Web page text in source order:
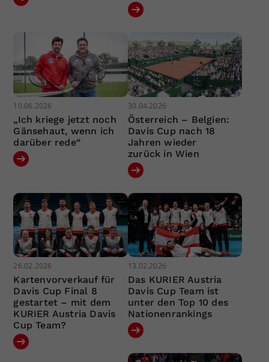
10.06.2026
„Ich kriege jetzt noch
Gänsehaut, wenn ich
darüber rede“
30.04.2026
Österreich – Belgien:
Davis Cup nach 18
Jahren wieder
zurück in Wien
26.02.2026
Kartenvorverkauf für
Davis Cup Final 8
gestartet – mit dem
KURIER Austria Davis
Cup Team?
13.02.2026
Das KURIER Austria
Davis Cup Team ist
unter den Top 10 des
Nationenrankings